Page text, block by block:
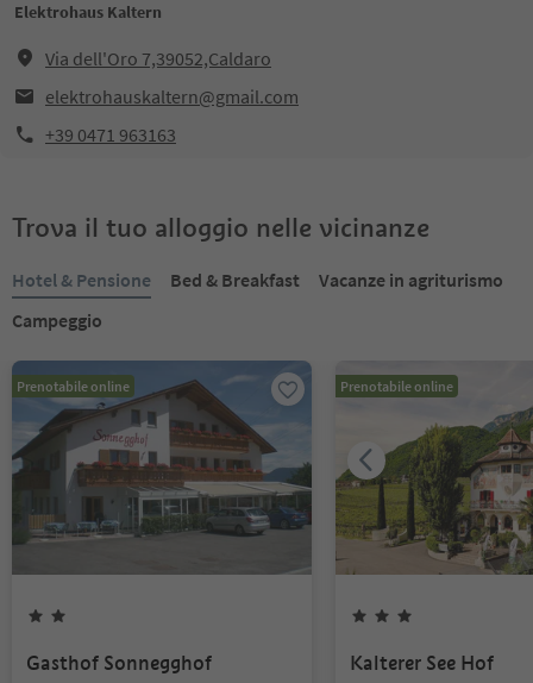
Elektrohaus Kaltern
Via dell'Oro 7,39052,Caldaro
elektrohauskaltern@gmail.com
+39 0471 963163
Trova il tuo alloggio nelle vicinanze
Hotel & Pensione Bed & Breakfast
Vacanze in agriturismo
Campeggio
Prenotabile online
Gasthof Sonnegghof
Prenotabile online
Kalterer See Hof